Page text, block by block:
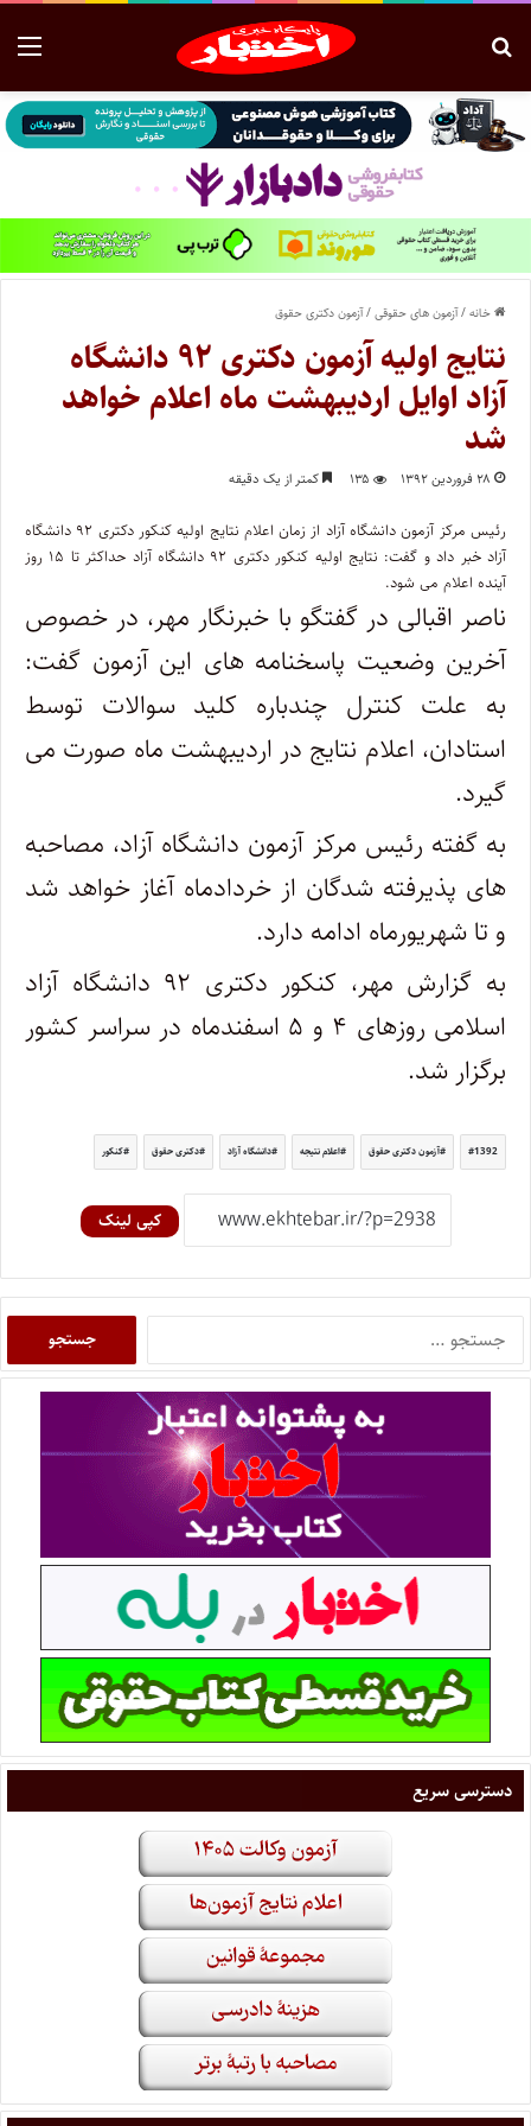
خانه/آزمون های حقوقی/آزمون دکتری حقوق
نتایج اولیه آزمون دکتری ۹۲ دانشگاه
آزاد اوایل اردیبهشت ماه اعلام خواهد
شد
۲۸ فروردین ۱۳۹۲ ۱۳۵ کمتر از یک دقیقه
رئیس مرکز آزمون دانشگاه آزاد از زمان اعلام نتایج اولیه کنکور دکتری ۹۲ دانشگاه
آزاد خبر داد و گفت: نتایج اولیه کنکور دکتری ۹۲ دانشگاه آزاد حداکثر تا ۱۵ روز
آینده اعلام می شود.
ناصر اقبالی در گفتگو با خبرنگار مهر، در خصوص
آخرین وضعیت پاسخنامه های این آزمون گفت:
به علت کنترل چندباره کلید سوالات توسط
استادان، اعلام نتایج در اردیبهشت ماه صورت می
گیرد.
به گفته رئیس مرکز آزمون دانشگاه آزاد، مصاحبه
های پذیرفته شدگان از خردادماه آغاز خواهد شد
و تا شهریورماه ادامه دارد.
به گزارش مهر، کنکور دکتری ۹۲ دانشگاه آزاد
اسلامی روزهای ۴ و ۵ اسفندماه در سراسر کشور
برگزار شد.
1392 آزمون دکتری حقوق اعلام نتیجه دانشگاه آزاد دکتری حقوق کنکور
کپی لینک
دسترسی سریع